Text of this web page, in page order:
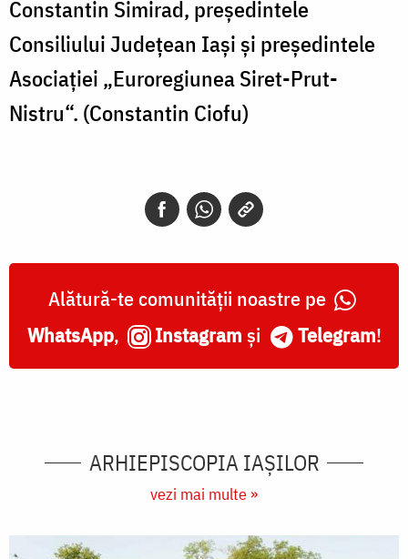
Constantin Simirad, președintele
Consiliului Județean Iași și președintele
Asociației „Euroregiunea Siret-Prut-
Nistru“. (Constantin Ciofu)
Alătură-te comunității noastre pe
WhatsApp, Instagram și Telegram!
ARHIEPISCOPIA IAŞILOR
vezi mai multe »